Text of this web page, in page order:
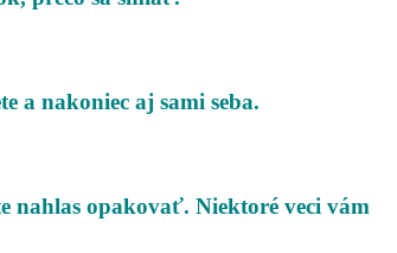
a nakoniec aj sami seba.
nahlas opakovať. Niektoré veci vám